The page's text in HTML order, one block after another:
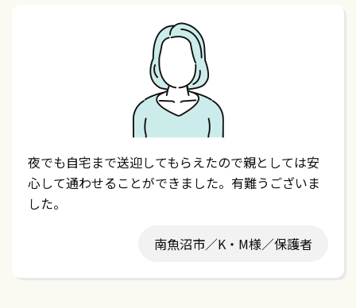
夜でも自宅まで送迎してもらえたので親としては安
心して通わせることができました。有難うございま
した。
南魚沼市／K・M様／保護者